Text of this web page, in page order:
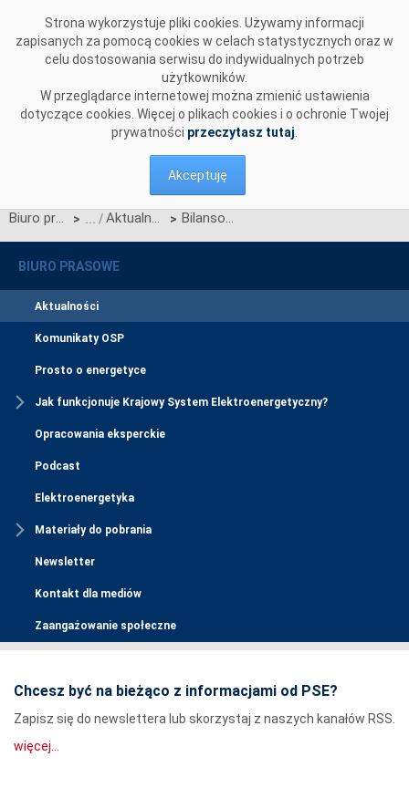
Strona wykorzystuje pliki cookies. Używamy informacji
zapisanych za pomocą cookies w celach statystycznych oraz w
celu dostosowania serwisu do indywidualnych potrzeb
użytkowników.
W przeglądarce internetowej można zmienić ustawienia
dotyczące cookies. Więcej o plikach cookies i o ochronie Twojej
prywatności przeczytasz tutaj
Akceptuję
Biuro prasowe > Aktualności > Bilansowanie handlowe KSE w kwietniu 2026
BIURO PRASOWE
Aktualności
Komunikaty OSP
Prosto o energetyce
Jak funkcjonuje Krajowy System Elektroenergetyczny?
Opracowania eksperckie
Podcast
Elektroenergetyka
Materiały do pobrania
Newsletter
Kontakt dla mediów
Zaangażowanie społeczne
Chcesz być na bieżąco z informacjami od PSE?
Zapisz się do newslettera lub skorzystaj z naszych kanałów RSS.
więcej...